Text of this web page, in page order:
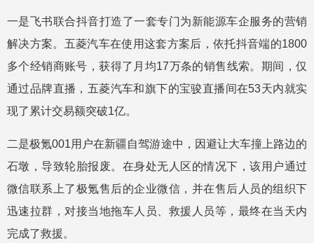
一是飞书联合抖音打造了一套专门为新能源车企服务的营销
解决方案。五菱汽车在使用这套方案后，依托抖音端的1800
多个经销商账号，获得了月均17万条的销售线索。期间，仅
通过品牌直播，五菱汽车和旗下的宝骏直播间在53天内就实
现了累计交易额突破1亿。
二是极氪001用户在新疆自驾游途中，因避让大车撞上路边的
石墩，导致轮胎报废。在身处无人区的情况下，该用户通过
微信联系上了极氪售后的企业微信，并在售后人员的组织下
迅速拉群，对接当地拖车人员、救援人员等，最终在当天内
完成了救援。